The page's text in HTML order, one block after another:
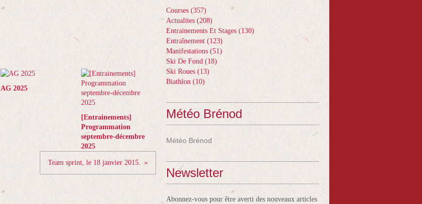
AG 2025
[Entrainements]
Programmation
septembre-décembre
2025
Team sprint, le 18 janvier 2015.
Courses (357)
Actualites (208)
Entrainements Et Stages (130)
Entraînement (123)
Manifestations (51)
Ski De Fond (18)
Ski Roues (13)
Biathlon (10)
Météo Brénod
Météo Brénod
Newsletter
Abonnez-vous pour être averti des nouveaux articles